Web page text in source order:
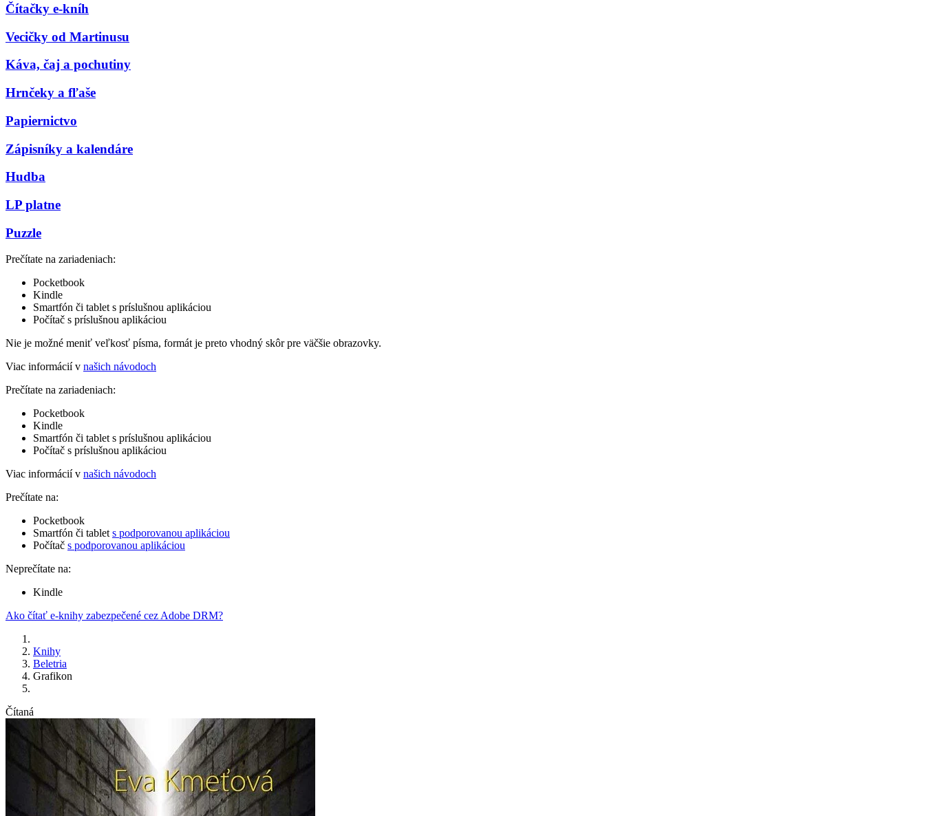
Čítačky e-kníh
Vecičky od Martinusu
Káva, čaj a pochutiny
Hrnčeky a fľaše
Papiernictvo
Zápisníky a kalendáre
Hudba
LP platne
Puzzle
Prečítate na zariadeniach:
Pocketbook
Kindle
Smartfón či tablet s príslušnou aplikáciou
Počítač s príslušnou aplikáciou
Nie je možné meniť veľkosť písma, formát je preto vhodný skôr pre väčšie obrazovky.
Viac informácií v našich návodoch
Prečítate na zariadeniach:
Pocketbook
Kindle
Smartfón či tablet s príslušnou aplikáciou
Počítač s príslušnou aplikáciou
Viac informácií v našich návodoch
Prečítate na:
Pocketbook
Smartfón či tablet s podporovanou aplikáciou
Počítač s podporovanou aplikáciou
Neprečítate na:
Kindle
Ako čítať e-knihy zabezpečené cez Adobe DRM?
Knihy
Beletria
Grafikon
Čítaná